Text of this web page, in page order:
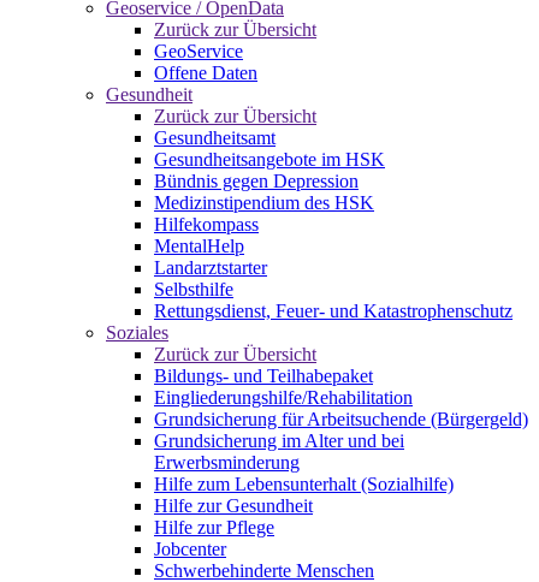
Geoservice / OpenData
Zurück zur Übersicht
GeoService
Offene Daten
Gesundheit
Zurück zur Übersicht
Gesundheitsamt
Gesundheitsangebote im HSK
Bündnis gegen Depression
Medizinstipendium des HSK
Hilfekompass
MentalHelp
Landarztstarter
Selbsthilfe
Rettungsdienst, Feuer- und Katastrophenschutz
Soziales
Zurück zur Übersicht
Bildungs- und Teilhabepaket
Eingliederungshilfe/Rehabilitation
Grundsicherung für Arbeitsuchende (Bürgergeld)
Grundsicherung im Alter und bei
Erwerbsminderung
Hilfe zum Lebensunterhalt (Sozialhilfe)
Hilfe zur Gesundheit
Hilfe zur Pflege
Jobcenter
Schwerbehinderte Menschen